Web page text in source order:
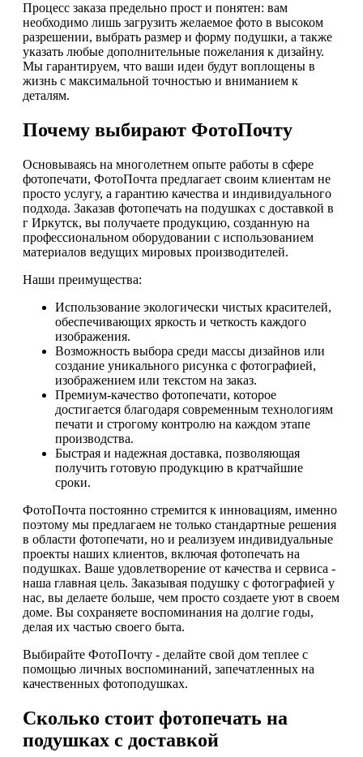
Процесс заказа предельно прост и понятен: вам
необходимо лишь загрузить желаемое фото в высоком
разрешении, выбрать размер и форму подушки, а также
указать любые дополнительные пожелания к дизайну.
Мы гарантируем, что ваши идеи будут воплощены в
жизнь с максимальной точностью и вниманием к
деталям.
Почему выбирают ФотоПочту
Основываясь на многолетнем опыте работы в сфере
фотопечати, ФотоПочта предлагает своим клиентам не
просто услугу, а гарантию качества и индивидуального
подхода. Заказав фотопечать на подушках с доставкой в
г Иркутск, вы получаете продукцию, созданную на
профессиональном оборудовании с использованием
материалов ведущих мировых производителей.
Наши преимущества:
Использование экологически чистых красителей,
обеспечивающих яркость и четкость каждого
изображения.
Возможность выбора среди массы дизайнов или
создание уникального рисунка с фотографией,
изображением или текстом на заказ.
Премиум-качество фотопечати, которое
достигается благодаря современным технологиям
печати и строгому контролю на каждом этапе
производства.
Быстрая и надежная доставка, позволяющая
получить готовую продукцию в кратчайшие
сроки.
ФотоПочта постоянно стремится к инновациям, именно
поэтому мы предлагаем не только стандартные решения
в области фотопечати, но и реализуем индивидуальные
проекты наших клиентов, включая фотопечать на
подушках. Ваше удовлетворение от качества и сервиса -
наша главная цель. Заказывая подушку с фотографией у
нас, вы делаете больше, чем просто создаете уют в своем
доме. Вы сохраняете воспоминания на долгие годы,
делая их частью своего быта.
Выбирайте ФотоПочту - делайте свой дом теплее с
помощью личных воспоминаний, запечатленных на
качественных фотоподушках.
Сколько стоит фотопечать на
подушках с доставкой